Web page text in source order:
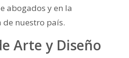
abogados y en la
nuestro país.
Arte y Diseño